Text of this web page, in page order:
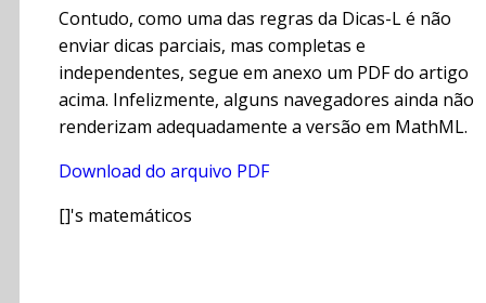
Contudo, como uma das regras da Dicas-L é não
enviar dicas parciais, mas completas e
independentes, segue em anexo um PDF do artigo
acima. Infelizmente, alguns navegadores ainda não
renderizam adequadamente a versão em MathML.
Download do arquivo PDF
[]'s matemáticos